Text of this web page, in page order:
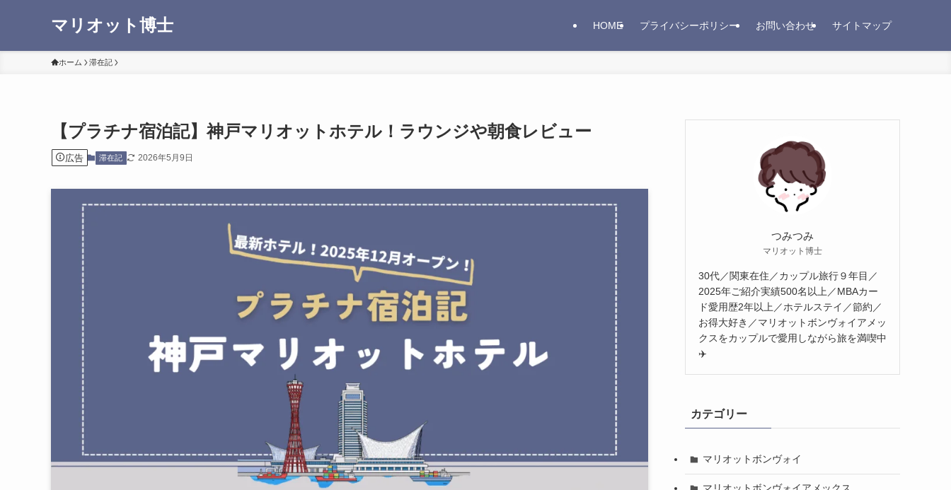
マリオット博士 HOME プライバシーポリシー お問い合わせ サイトマップ
ホーム 滞在記
【プラチナ宿泊記】神戸マリオットホテル！ラウンジや朝食レビュー
広告 滞在記 2026年5月9日
つみつみ
マリオット博士
30代／関東在住／カップル旅行９年目／
2025年ご紹介実績500名以上／MBAカー
ド愛用歴2年以上／ホテルステイ／節約／
お得大好き／マリオットボンヴォイアメッ
クスをカップルで愛用しながら旅を満喫中
✈️
カテゴリー
マリオットボンヴォイ